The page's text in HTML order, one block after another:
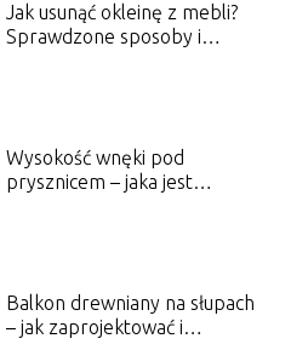
Jak usunąć okleinę z mebli?
Sprawdzone sposoby i
Wysokość wnęki pod
prysznicem – jaka jest
Balkon drewniany na słupach
– jak zaprojektować i